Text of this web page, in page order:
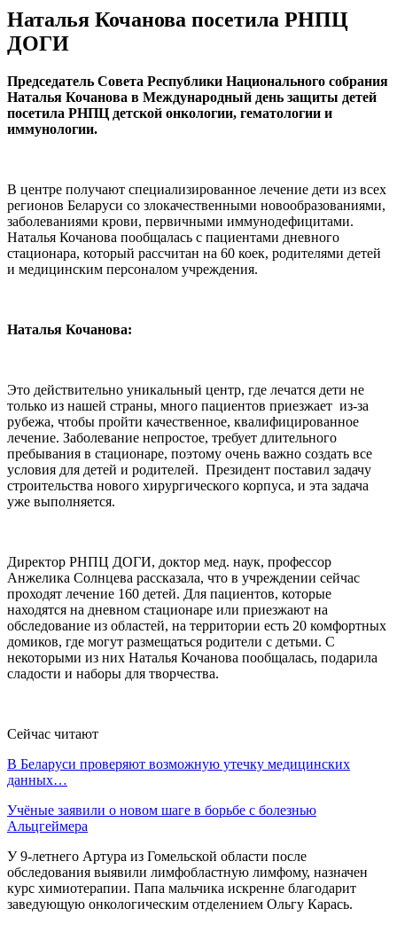
Наталья Кочанова посетила РНПЦ
ДОГИ
Председатель Совета Республики Национального собрания
Наталья Кочанова в Международный день защиты детей
посетила РНПЦ детской онкологии, гематологии и
иммунологии.
В центре получают специализированное лечение дети из всех
регионов Беларуси со злокачественными новообразованиями,
заболеваниями крови, первичными иммунодефицитами.
Наталья Кочанова пообщалась с пациентами дневного
стационара, который рассчитан на 60 коек, родителями детей
и медицинским персоналом учреждения.
Наталья Кочанова:
Это действительно уникальный центр, где лечатся дети не
только из нашей страны, много пациентов приезжает из-за
рубежа, чтобы пройти качественное, квалифицированное
лечение. Заболевание непростое, требует длительного
пребывания в стационаре, поэтому очень важно создать все
условия для детей и родителей. Президент поставил задачу
строительства нового хирургического корпуса, и эта задача
уже выполняется.
Директор РНПЦ ДОГИ, доктор мед. наук, профессор
Анжелика Солнцева рассказала, что в учреждении сейчас
проходят лечение 160 детей. Для пациентов, которые
находятся на дневном стационаре или приезжают на
обследование из областей, на территории есть 20 комфортных
домиков, где могут размещаться родители с детьми. С
некоторыми из них Наталья Кочанова пообщалась, подарила
сладости и наборы для творчества.
Сейчас читают
В Беларуси проверяют возможную утечку медицинских
данных…
Учёные заявили о новом шаге в борьбе с болезнью
Альцгеймера
У 9-летнего Артура из Гомельской области после
обследования выявили лимфобластную лимфому, назначен
курс химиотерапии. Папа мальчика искренне благодарит
заведующую онкологическим отделением Ольгу Карась.